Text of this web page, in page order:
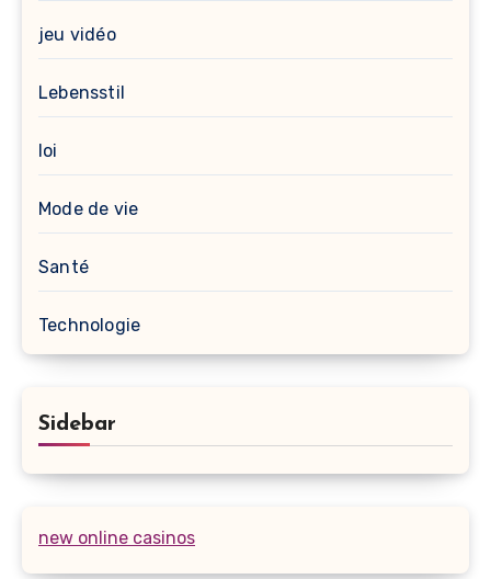
jeu vidéo
Lebensstil
loi
Mode de vie
Santé
Technologie
Sidebar
new online casinos